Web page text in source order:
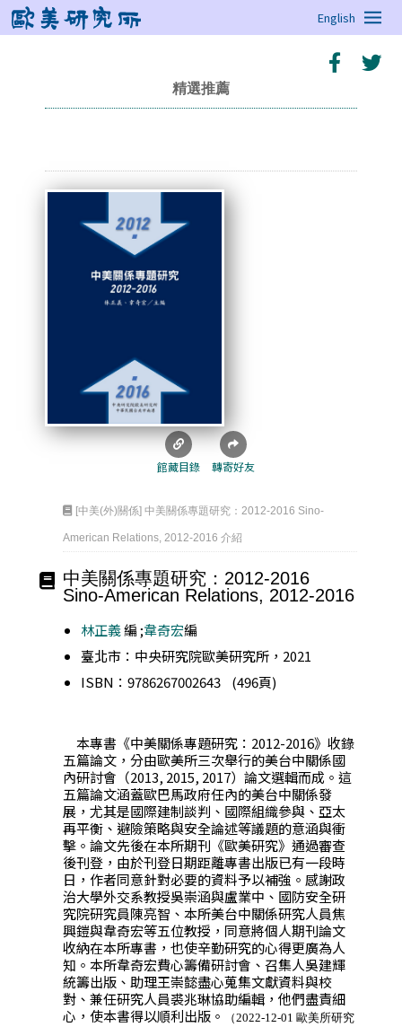
English
精選推薦
館藏目錄 轉寄好友
[中美(外)關係] 中美關係專題研究：2012-2016 Sino-
American Relations, 2012-2016 介紹
中美關係專題研究：2012-2016
Sino-American Relations, 2012-2016
林正義編 ;韋奇宏編
臺北市：中央研究院歐美研究所，2021
ISBN：9786267002643 (496頁)
本專書《中美關係專題研究：2012-2016》收錄
五篇論文，分由歐美所三次舉行的美台中關係國
內研討會（2013, 2015, 2017）論文選輯而成。這
五篇論文涵蓋歐巴馬政府任內的美台中關係發
展，尤其是國際建制談判、國際組織參與、亞太
再平衡、避險策略與安全論述等議題的意涵與衝
擊。論文先後在本所期刊《歐美研究》通過審查
後刊登，由於刊登日期距離專書出版已有一段時
日，作者同意針對必要的資料予以補強。感謝政
治大學外交系教授吳崇涵與盧業中、國防安全研
究院研究員陳亮智、本所美台中關係研究人員焦
興鎧與韋奇宏等五位教授，同意將個人期刊論文
收納在本所專書，也使辛勤研究的心得更廣為人
知。本所韋奇宏費心籌備研討會、召集人吳建輝
統籌出版、助理王崇懿盡心蒐集文獻資料與校
對、兼任研究人員裘兆琳協助編輯，他們盡責細
心，使本書得以順利出版。
（2022-12-01 歐美所研究